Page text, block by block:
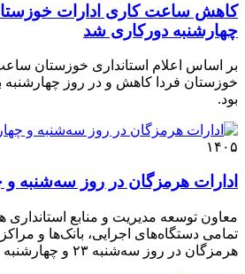
کاهش ساعت کاری ادارات
چهارشنبه دورکاری شد
بر اساس اعلام استانداری خوزستان
خوزستان فردا کاهش و در روز
بود.
۱۴۰۵
ادارات هرمزگان در روز سه‌شنبه
معاون توسعه مدیریت و منابع استانداری
تمامی دستگاه‌های اجرایی، بانک‌ها و
هرمزگان در روز سه‌شنبه ۲۳ و چهارشنبه ۲۴ تیرماه خبر داد.